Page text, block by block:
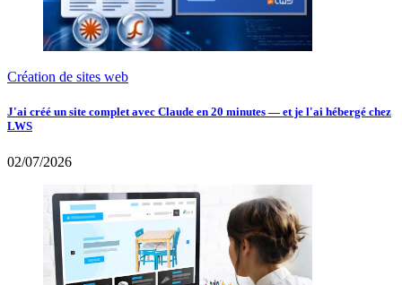
Création de sites web
J'ai créé un site complet avec Claude en 20 minutes — et je l'ai hébergé chez
LWS
02/07/2026